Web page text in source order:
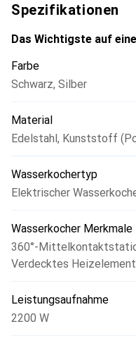
Spezifikationen
Das Wichtigste auf
Farbe
Schwarz, Silber
Material
Edelstahl, Kunststoff
Wasserkochertyp
Elektrischer
Wasserkocher Merkmale
360°-
Verdecktes Heizelement
Leistungsaufnahme
2200 W